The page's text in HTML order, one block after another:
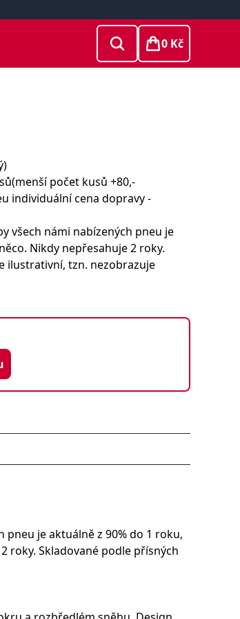
0 Kč
počet kusů +80,-
individuální cena dopravy -
všech námi nabízených pneu je
Nikdy nepřesahuje 2 roky.
ilustrativní, tzn. nezobrazuje
pneu je aktuálně z 90% do 1 roku,
roky. Skladované podle přísných